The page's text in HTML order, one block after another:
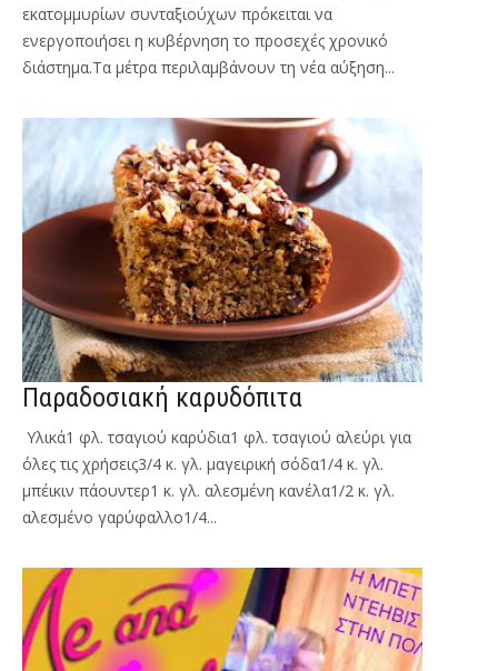
εκατομμυρίων συνταξιούχων πρόκειται να
ενεργοποιήσει η κυβέρνηση το προσεχές χρονικό
διάστημα.Τα μέτρα περιλαμβάνουν τη νέα αύξηση...
Παραδοσιακή καρυδόπιτα
Υλικά1 φλ. τσαγιού καρύδια1 φλ. τσαγιού αλεύρι για
όλες τις χρήσεις3/4 κ. γλ. μαγειρική σόδα1/4 κ. γλ.
μπέικιν πάουντερ1 κ. γλ. αλεσμένη κανέλα1/2 κ. γλ.
αλεσμένο γαρύφαλλο1/4...